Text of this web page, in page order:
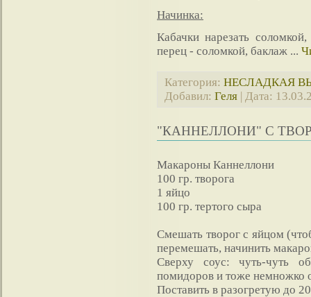
Начинка:
Кабачки нарезать
перец - соломкой, баклаж ...
Категория: НЕСЛАДКАЯ
Добавил: Геля | Дата:
"КАННЕЛЛОНИ" С
Макароны Каннеллони
100 гр. творога
1 яйцо
100 гр. тертого сыра
Смешать творог с яйцом
перемешать, начинить
Сверху соус: чуть-чуть
помидоров и тоже немножко
Поставить в разогретую до